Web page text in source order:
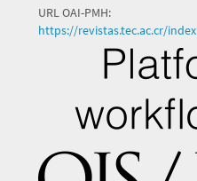
URL OAI-PMH:
https://revistas.tec.ac.cr/